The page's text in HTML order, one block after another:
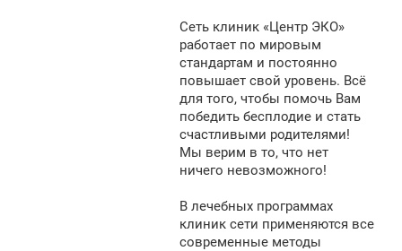
Сеть клиник «Центр ЭКО»
работает по мировым
стандартам и постоянно
повышает свой уровень. Всё
для того, чтобы помочь Вам
победить бесплодие и стать
счастливыми родителями!
Мы верим в то, что нет
ничего невозможного!
В лечебных программах
клиник сети применяются все
современные методы